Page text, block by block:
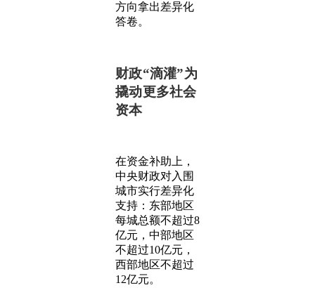
方向拿出差异化
答卷。
财政“滴灌”为
撬动更多社会
资本
在资金补助上，
中央财政对入围
城市实行差异化
支持：东部地区
每城总额不超过8
亿元，中部地区
不超过10亿元，
西部地区不超过
12亿元。